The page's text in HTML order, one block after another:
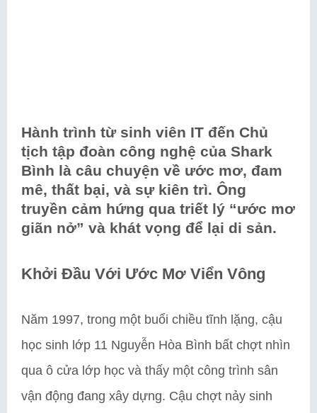
Hành trình từ sinh viên IT đến Chủ
tịch tập đoàn công nghệ của Shark
Bình là câu chuyện về ước mơ, đam
mê, thất bại, và sự kiên trì. Ông
truyền cảm hứng qua triết lý “ước mơ
giãn nở” và khát vọng để lại di sản.
Khởi Đầu Với Ước Mơ Viển Vông
Năm 1997, trong một buổi chiều tĩnh lặng, cậu
học sinh lớp 11 Nguyễn Hòa Bình bất chợt nhìn
qua ô cửa lớp học và thấy một công trình sân
vận động đang xây dựng. Cậu chợt nảy sinh